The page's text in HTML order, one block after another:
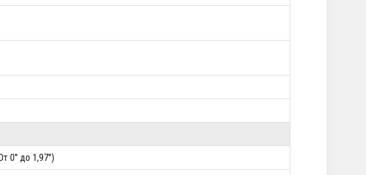
0" до 1,97")